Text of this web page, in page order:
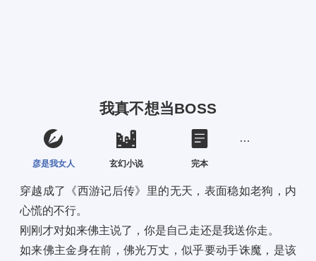
我真不想当BOSS
彦是我女人 玄幻小说 完本
穿越成了《西游记后传》里的无天，表面稳如老狗，内
心慌的不行。
刚刚才对如来佛主说了，你是自己走还是我送你走。
如来佛主金身在前，佛光万丈，似乎要动手诛魔，是该